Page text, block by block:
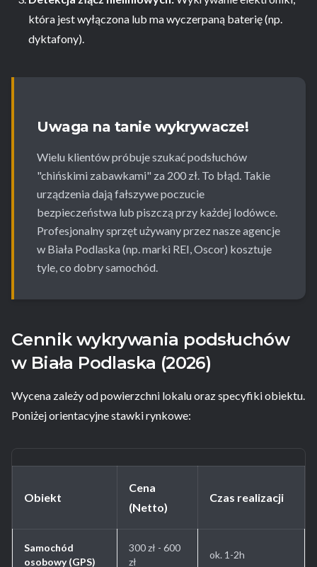
która jest wyłączona lub ma wyczerpaną baterię (np.
dyktafony).
Uwaga na tanie wykrywacze!
Wielu klientów próbuje szukać podsłuchów
"chińskimi zabawkami" za 200 zł. To błąd. Takie
urządzenia dają fałszywe poczucie
bezpieczeństwa lub piszczą przy każdej lodówce.
Profesjonalny sprzęt używany przez nasze agencje
w Biała Podlaska (np. marki REI, Oscor) kosztuje
tyle, co dobry samochód.
Cennik wykrywania podsłuchów
w Biała Podlaska (2026)
Wycena zależy od powierzchni lokalu oraz specyfiki obiektu.
Poniżej orientacyjne stawki rynkowe:
Obiekt
Cena
(Netto)
Czas realizacji
Samochód
osobowy (GPS)
300 zł - 600
zł
ok. 1-2h